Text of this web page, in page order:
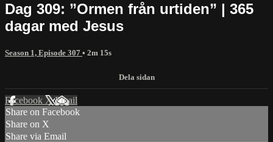
Dag 309: ”Ormen från urtiden” | 365
dagar med Jesus
Season 1, Episode 307 • 2m 15s
Facebook XEmail
Share on Facebook
Share on X
Share via Email